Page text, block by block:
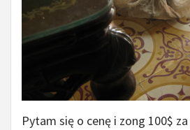
Pytam się o cenę i zong 100$